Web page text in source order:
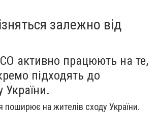
залежно від
активно працюють на те,
підходять до
України.
поширює на жителів сходу України.